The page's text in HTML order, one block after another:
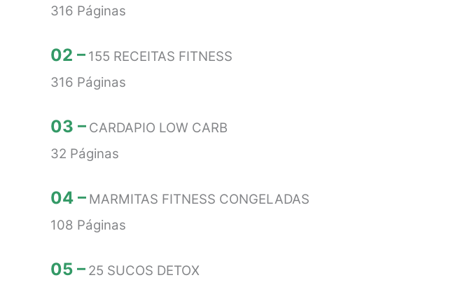
316 Páginas
02 – 155 RECEITAS FITNESS
316 Páginas
03 – CARDAPIO LOW CARB
32 Páginas
04 – MARMITAS FITNESS CONGELADAS
108 Páginas
05 – 25 SUCOS DETOX